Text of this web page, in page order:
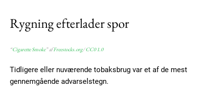
Rygning efterlader spor
“Cigarette Smoke” afFreestocks.org/CC0 1.0
Tidligere eller nuværende tobaksbrug var et af de mest
gennemgående advarselstegn.